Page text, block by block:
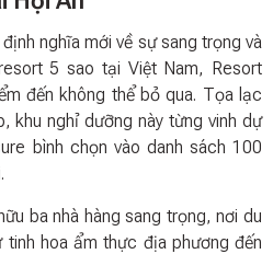
nghĩa mới về sự sang trọng và
5 sao tại Việt Nam, Resort
đến không thể bỏ qua. Tọa lạc
khu nghỉ dưỡng này từng vinh dự
bình chọn vào danh sách 100
ba nhà hàng sang trọng, nơi du
hoa ẩm thực địa phương đến